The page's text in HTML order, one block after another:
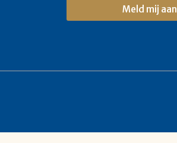
Meld mij aan